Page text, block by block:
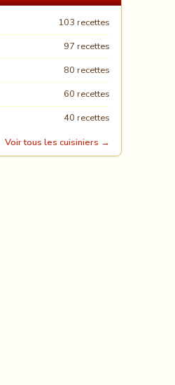
103 recettes
97 recettes
80 recettes
60 recettes
40 recettes
Voir tous les cuisiniers →